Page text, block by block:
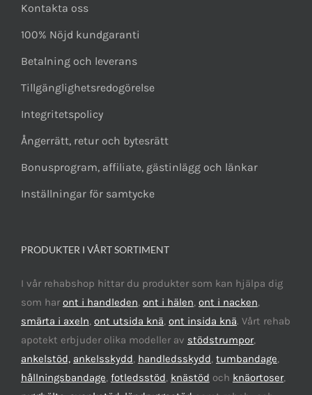
Kontakta oss
100% Nöjd kundgaranti
Betalning och leverans
Tillgänglighetsredogörelse
Integritetspolicy
Ångerrätt, retur och bytesrätt
Bonusprogram, affiliate, gästinlägg och länkar
Inställningar för samtycke
PRODUKTER I VÅRT SORTIMENT
I vår rehabshop hittar du produkter som kan hjälpa dig
som haront i handleden, ont i hälen, ont i nacken,
smärta i axeln, ont utsida knä, ont insida knä. Vårt rehab
apotekt erbjuder olika modeller av stödstrumpor,
ankelstöd, ankelsskydd, handledsskydd, tumbandage,
hållningsbandage, fotledsstöd, knästöd och knäortoser,